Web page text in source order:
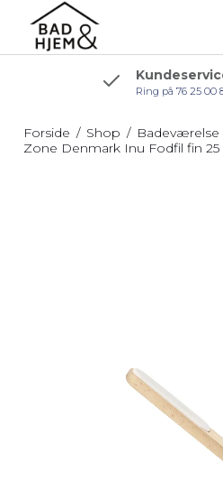
Ring på 76 25 00
Forside / Shop / Badeværelse
Zone Denmark Inu Fodfil fin 25